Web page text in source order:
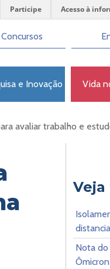
Participe Acesso à
Concursos
e Inovação Vida
avaliar trabalho e
Nota do